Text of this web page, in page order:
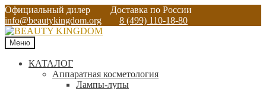
Официальный дилер
Доставка по России
info@beautykingdom.org
8 (499) 110-18-80
Меню
КАТАЛОГ
Аппаратная косметология
Лампы-лупы